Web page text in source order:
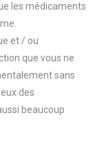
les médicaments
et / ou
que vous ne
sans
des
beaucoup